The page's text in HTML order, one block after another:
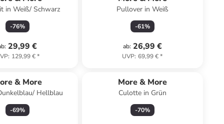
in Weiß/ Schwarz
-76%
: 29,99 €
: 129,99 €*
Pullover in Weiß
-61%
ab: 26,99 €
UVP: 69,99 €*
& More
Hellblau
-69%
More & More
Culotte in Grün
-70%